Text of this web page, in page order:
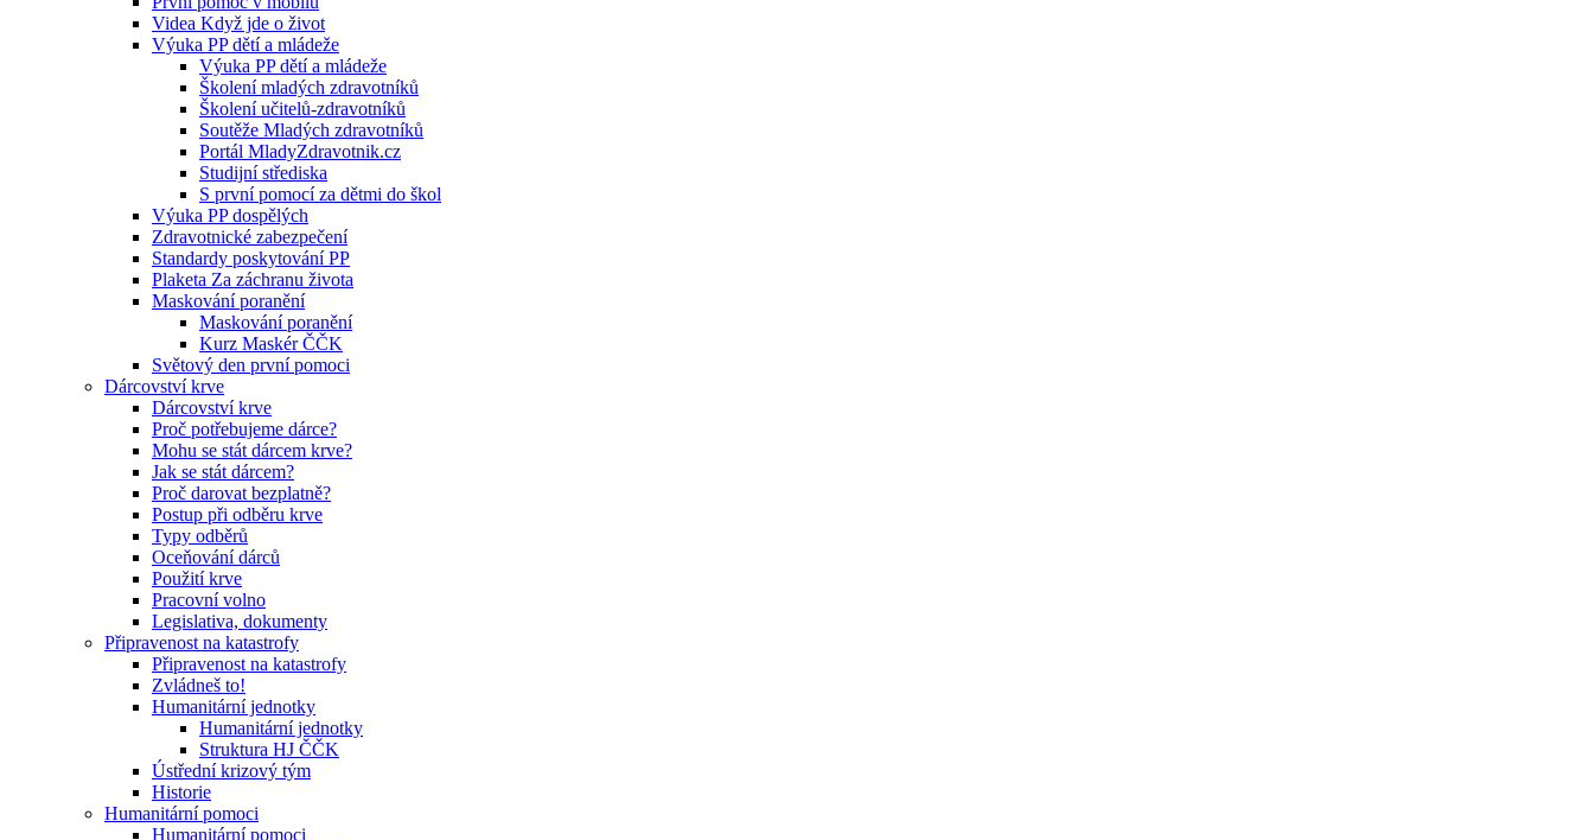
Videa Když jde o život
Výuka PP dětí a mládeže
Výuka PP dětí a mládeže
Školení mladých zdravotníků
Školení učitelů-zdravotníků
Soutěže Mladých zdravotníků
Portál MladyZdravotnik.cz
Studijní střediska
S první pomocí za dětmi do škol
Výuka PP dospělých
Zdravotnické zabezpečení
Standardy poskytování PP
Plaketa Za záchranu života
Maskování poranění
Maskování poranění
Kurz Maskér ČČK
Světový den první pomoci
Dárcovství krve
Dárcovství krve
Proč potřebujeme dárce?
Mohu se stát dárcem krve?
Jak se stát dárcem?
Proč darovat bezplatně?
Postup při odběru krve
Typy odběrů
Oceňování dárců
Použití krve
Pracovní volno
Legislativa, dokumenty
Připravenost na katastrofy
Připravenost na katastrofy
Zvládneš to!
Humanitární jednotky
Humanitární jednotky
Struktura HJ ČČK
Ústřední krizový tým
Historie
Humanitární pomoci
Humanitární pomoci